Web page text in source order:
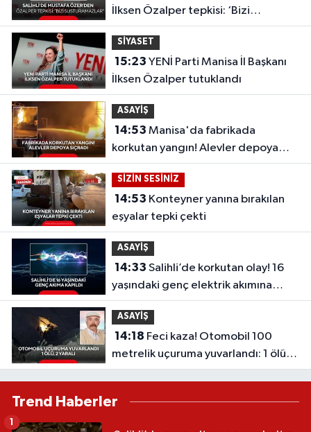
İlksen Özalper tepkisi: ‘Bizi
Susturamazlar’
SİYASET
15:23
İlksen Özalper tutuklandı
ASAYİŞ
14:53
korkutan yangın! Alevler depoya
sıçradı
SİZİN SESİNİZ
14:53
eşyalar tepki çekti
ASAYİŞ
14:33
yaşındaki genç elektrik akımına
kapıldı
ASAYİŞ
14:18
metrelik uçuruma yuvarlandı: 1 ölü, 2
yaralı
Trend Haberler
1